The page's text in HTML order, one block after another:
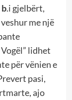
b.i gjelbërt,
me një
lidhet
për vënien e
pasi,
ajo